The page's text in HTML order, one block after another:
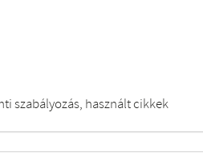
szabályozás, használt cikkek